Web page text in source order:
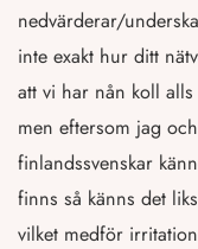
nedvärderar/
inte exakt hur ditt
att vi har nån koll
men eftersom jag
finlandssvenskar
finns så känns det
vilket medför